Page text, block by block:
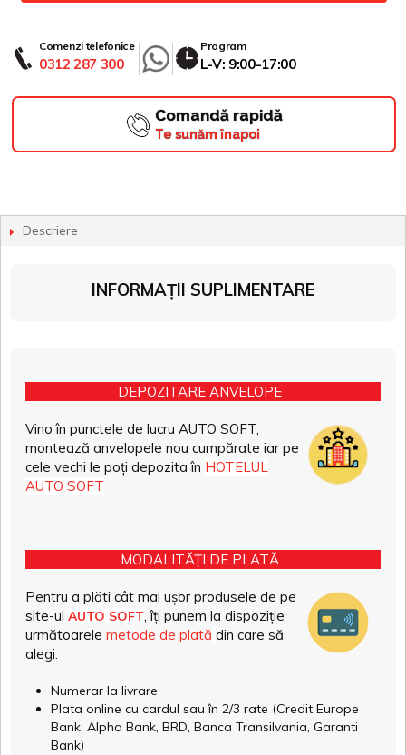
Comenzi telefonice
0312 287 300
Program
L-V: 9:00-17:00
Comandă rapidă
Te sunăm înapoi
Descriere
INFORMAȚII SUPLIMENTARE
DEPOZITARE ANVELOPE
Vino în punctele de lucru AUTO SOFT,
montează anvelopele nou cumpărate iar pe
cele vechi le poți depozita în HOTELUL
AUTO SOFT
MODALITĂȚI DE PLATĂ
Pentru a plăti cât mai ușor produsele de pe
site-ul AUTO SOFT, îți punem la dispoziție
următoarele metode de plată din care să
alegi:
Numerar la livrare
Plata online cu cardul sau în 2/3 rate (Credit Europe
Bank, Alpha Bank, BRD, Banca Transilvania, Garanti
Bank)